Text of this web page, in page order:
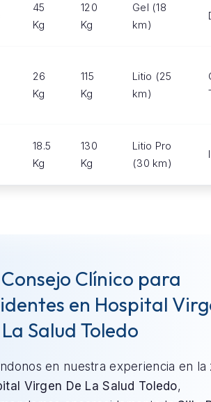
45
Kg
120
Kg
Gel (18
km)
26
Kg
115
Kg
Litio (25
km)
18.5
Kg
130
Kg
Litio Pro
(30 km)
Consejo Clínico para
en Hospital
Salud Toledo
en nuestra experiencia en la
Virgen De La Salud Toledo,